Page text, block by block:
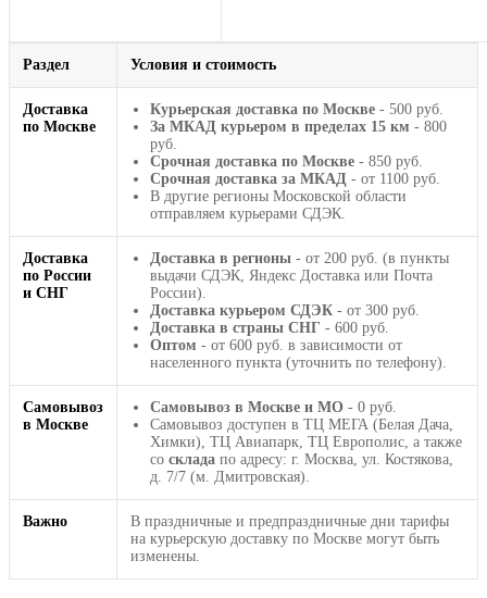
Раздел Условия и стоимость
Доставка
по Москве
Курьерская доставка по Москве - 500 руб.
За МКАД курьером в пределах 15 км - 800
руб.
Срочная доставка по Москве - 850 руб.
Срочная доставка за МКАД - от 1100 руб.
В другие регионы Московской области
отправляем курьерами СДЭК.
Доставка
по России
и СНГ
Доставка в регионы - от 200 руб. (в пункты
выдачи СДЭК, Яндекс Доставка или Почта
России).
Доставка курьером СДЭК - от 300 руб.
Доставка в страны СНГ - 600 руб.
Оптом - от 600 руб. в зависимости от
населенного пункта (уточнить по телефону).
Самовывоз
в Москве
Самовывоз в Москве и МО - 0 руб.
Самовывоз доступен в ТЦ МЕГА (Белая Дача,
Химки), ТЦ Авиапарк, ТЦ Европолис, а также
со склада по адресу: г. Москва, ул. Костякова,
д. 7/7 (м. Дмитровская).
Важно
В праздничные и предпраздничные дни тарифы
на курьерскую доставку по Москве могут быть
изменены.